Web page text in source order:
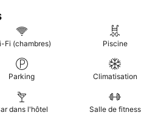
exceptionnelle du
garantissant une atmosphère
optimale, choisissez une
Fi (chambres) Piscine
Parking Climatisation
dans l'hôtel Salle de fitness